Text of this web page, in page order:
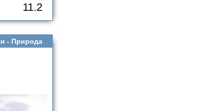
11.2
- Природа